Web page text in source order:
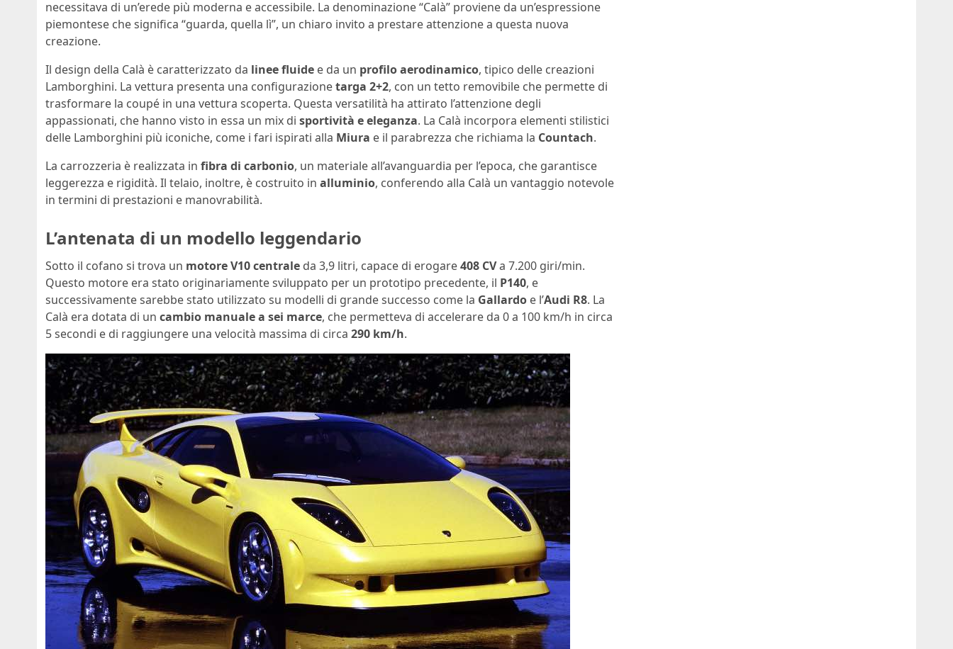
necessitava di un’erede più moderna e accessibile. La denominazione “Calà” proviene da un’espressione
piemontese che significa “guarda, quella lì”, un chiaro invito a prestare attenzione a questa nuova
creazione.
Il design della Calà è caratterizzato da linee fluide e da un profilo aerodinamico, tipico delle creazioni
Lamborghini. La vettura presenta una configurazionetarga 2+2, con un tetto removibile che permette di
trasformare la coupé in una vettura scoperta. Questa versatilità ha attirato l’attenzione degli
appassionati, che hanno visto in essa un mix di sportività e eleganza. La Calà incorpora elementi stilistici
delle Lamborghini più iconiche, come i fari ispirati alla Miura e il parabrezza che richiama la Countach.
La carrozzeria è realizzata in fibra di carbonio, un materiale all’avanguardia per l’epoca, che garantisce
leggerezza e rigidità. Il telaio, inoltre, è costruito in alluminio, conferendo alla Calà un vantaggio notevole
in termini di prestazioni e manovrabilità.
L’antenata di un modello leggendario
Sotto il cofano si trova un motore V10 centrale da 3,9 litri, capace di erogare408 CVa 7.200 giri/min.
Questo motore era stato originariamente sviluppato per un prototipo precedente, il P140, e
successivamente sarebbe stato utilizzato su modelli di grande successo come la Gallardo e l’Audi R8. La
Calà era dotata di un cambio manuale a sei marce, che permetteva di accelerare da 0 a 100 km/h in circa
5 secondi e di raggiungere una velocità massima di circa 290 km/h.